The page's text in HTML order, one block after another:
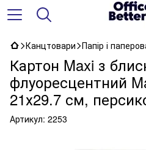
Канцтовари Папір і
Картон Maxi з
флуоресцентний
21х29.7 см,
Артикул: 2253